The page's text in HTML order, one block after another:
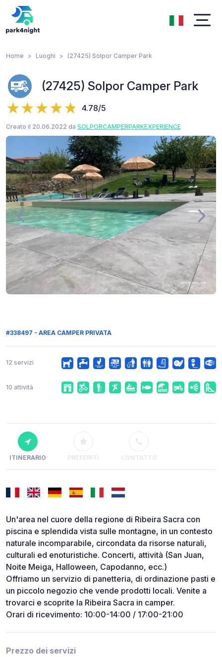
Home Luoghi (27425) Solpor Camper Park
(27425) Solpor Camper Park
4.78/5
Creato il 20.06.2022 da SOLPORCAMPERPARKEXPERIENCE
#338497 - AREA CAMPER PRIVATA
12 servizi
10 attività
ITINERARIO PREFERITI CONTATTO
Un'area nel cuore della regione di Ribeira Sacra con
piscina e splendida vista sulle montagne, in un contesto
naturale incomparabile, circondata da risorse naturali,
culturali ed enoturistiche. Concerti, attività (San Juan,
Noite Meiga, Halloween, Capodanno, ecc.)
Offriamo un servizio di panetteria, di ordinazione pasti e
un piccolo negozio che vende prodotti locali. Venite a
trovarci e scoprite la Ribeira Sacra in camper.
Orari di ricevimento: 10:00-14:00 / 17:00-21:00
Prezzo dei servizi